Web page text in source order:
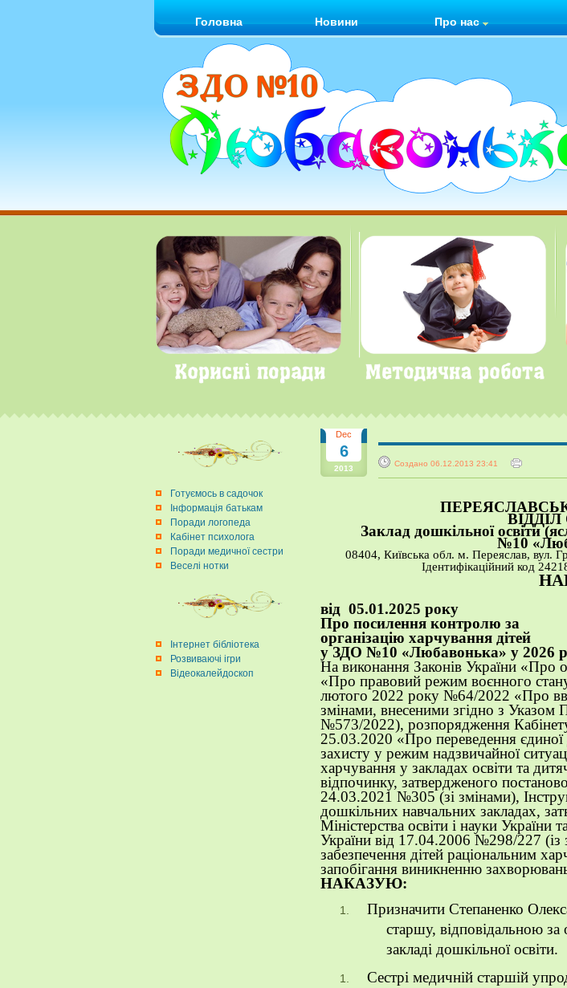
Головна Новини Про нас
Готуємось в садочок
Інформація батькам
Поради логопеда
Кабінет психолога
Поради медичної сестри
Веселі нотки
Інтернет бібліотека
Розвиваючі ігри
Відеокалейдоскоп
Dec
6
2013
Создано 06.12.2013 23:41
Заклад дошкільної освіти
№10
08404, Київська обл. м. Переяслав, вул.
Ідентифікаційний код
від 05.01.2025 року
Про посилення контролю за
організацію харчування дітей
у ЗДО №10 «Любавонька» у 2026
На виконання Законів України «Про
«Про правовий режим воєнного
лютого 2022 року №64/2022 «Про
змінами, внесеними згідно з Указом
№573/2022), розпорядження
25.03.2020 «Про переведення єдиної
захисту у режим надзвичайної
харчування у закладах освіти та
відпочинку, затвердженого
24.03.2021 №305 (зі змінами),
дошкільних навчальних закладах,
Міністерства освіти і науки України
України від 17.04.2006 №298/227
забезпечення дітей раціональним
запобігання виникненню
НАКАЗУЮ:
Призначити Степаненко
старшу, відповідальною за
закладі дошкільної освіти.
Сестрі медичній старшій